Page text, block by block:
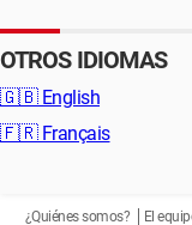
OTROS IDIOMAS
🇬🇧 English
🇫🇷 Français
¿Quiénes somos? El